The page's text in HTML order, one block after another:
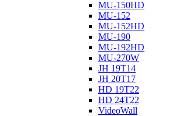
MU-150HD
MU-152
MU-152HD
MU-190
MU-192HD
MU-270W
JH 19T14
JH 20T17
HD 19T22
HD 24T22
VideoWall